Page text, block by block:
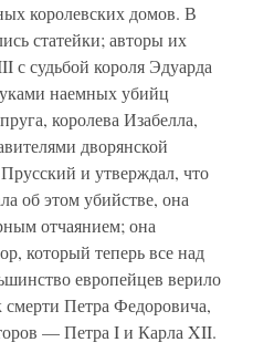
королевских домов. В
статейки; авторы их
с судьбой короля Эдуарда
наемных убийц
королева Изабелла,
дворянской
и утверждал, что
об этом убийстве, она
отчаянием; она
который теперь все над
европейцев верило
Петра Федоровича,
— Петра I и Карла XII.